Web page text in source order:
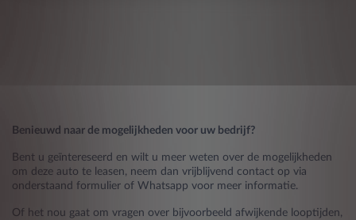
Benieuwd naar de mogelijkheden voor uw bedrijf?
Bent u geïntereseerd en wilt u meer weten over de mogelijkheden
om deze auto te leasen, neem dan vrijblijvend contact op via
onderstaand formulier of Whatsapp voor meer informatie.
Of het nou gaat om vragen over bijvoorbeeld afwijkende looptijden,